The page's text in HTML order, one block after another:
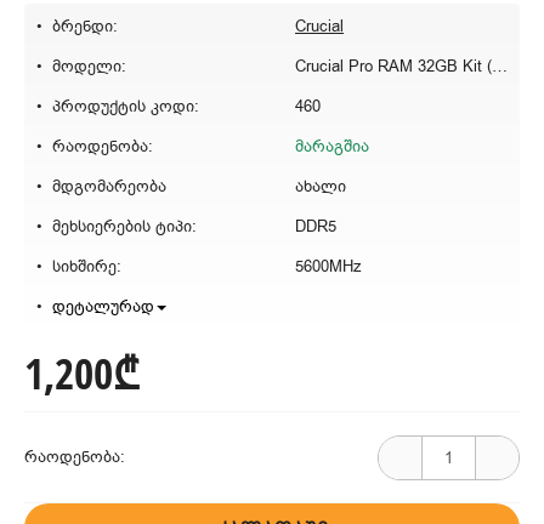
ბრენდი:
Crucial
მოდელი:
Crucial Pro RAM 32GB Kit (2x16GB) DDR5 5600MT/s
პროდუქტის კოდი:
460
რაოდენობა:
მარაგშია
მდგომარეობა
ახალი
მეხსიერების ტიპი:
DDR5
სიხშირე:
5600MHz
დეტალურად
1,200₾
რაოდენობა: